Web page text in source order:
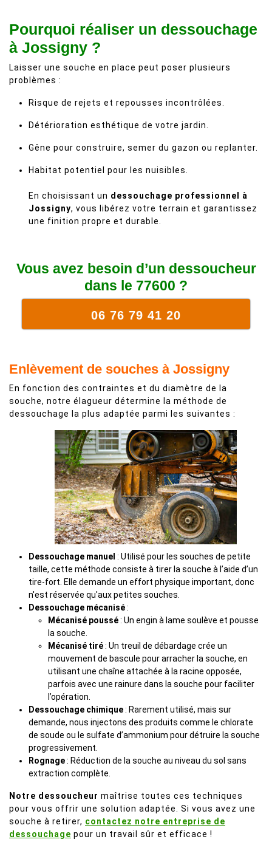
Pourquoi réaliser un dessouchage
à Jossigny ?
Laisser une souche en place peut poser plusieurs
problèmes :
Risque de rejets et repousses incontrôlées.
Détérioration esthétique de votre jardin.
Gêne pour construire, semer du gazon ou replanter.
Habitat potentiel pour les nuisibles.
En choisissant un dessouchage professionnel à
Jossigny, vous libérez votre terrain et garantissez
une finition propre et durable.
Vous avez besoin d’un dessoucheur
dans le 77600 ?
06 76 79 41 20
Enlèvement de souches à Jossigny
En fonction des contraintes et du diamètre de la
souche, notre élagueur détermine la méthode de
dessouchage la plus adaptée parmi les suivantes :
Dessouchage manuel : Utilisé pour les souches de petite
taille, cette méthode consiste à tirer la souche à l’aide d’un
tire-fort. Elle demande un effort physique important, donc
n'est réservée qu'aux petites souches.
Dessouchage mécanisé:
Mécanisé poussé: Un engin à lame soulève et pousse
la souche.
Mécanisé tiré: Un treuil de débardage crée un
mouvement de bascule pour arracher la souche, en
utilisant une chaîne attachée à la racine opposée,
parfois avec une rainure dans la souche pour faciliter
l’opération.
Dessouchage chimique: Rarement utilisé, mais sur
demande, nous injectons des produits comme le chlorate
de soude ou le sulfate d’ammonium pour détruire la souche
progressivement.
Rognage: Réduction de la souche au niveau du sol sans
extraction complète.
Notre dessoucheur maîtrise toutes ces techniques
pour vous offrir une solution adaptée. Si vous avez une
souche à retirer, contactez notre entreprise de
dessouchage pour un travail sûr et efficace !